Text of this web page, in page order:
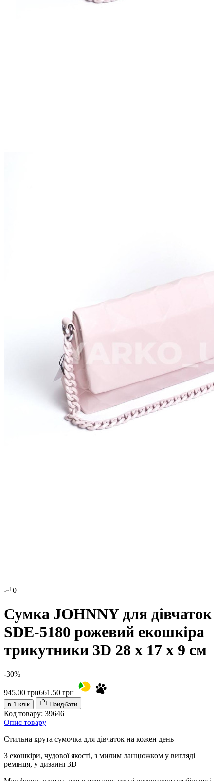
0
Сумка JOHNNY для дівчаток
SDE-5180 рожевий екошкіра
трикутники 3D 28 х 17 х 9 см
-30%
945.00 грн661.50 грн
в 1 клік Придбати
Код товару: 39646
Опис товару
Стильна крута сумочка для дівчаток на кожен день
З екошкіри, чудової якості, з милим ланцюжком у вигляді
ремінця, у дизайні 3D